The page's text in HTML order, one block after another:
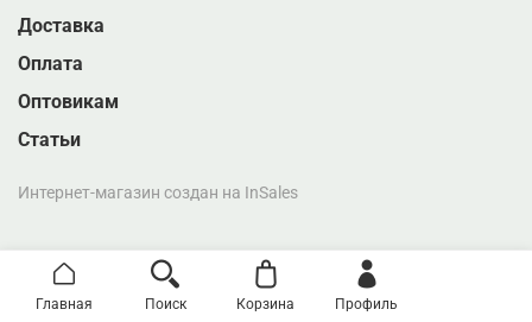
Доставка
Оплата
Оптовикам
Статьи
Интернет-магазин создан на InSales
Главная Поиск Корзина Профиль